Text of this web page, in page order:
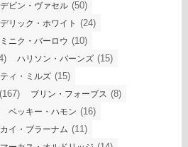
デビン・ヴァセル (50)
デリック・ホワイト (24)
ミニク・バーロウ (10)
ハリソン・バーンズ (15)
ィ・ミルズ (15)
(167) ブリン・フォーブス (8)
ベッキー・ハモン (16)
イ・ブラーナム (11)